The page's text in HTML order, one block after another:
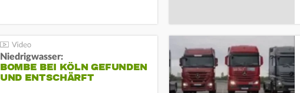
Niedrigwasser:
BOMBE BEI KÖLN GEFUNDEN
UND ENTSCHÄRFT